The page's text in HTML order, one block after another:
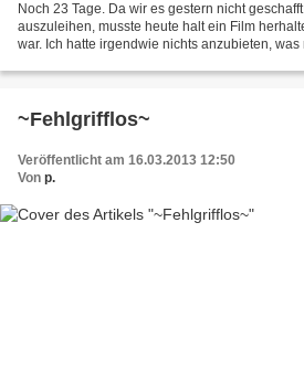
Noch 23 Tage. Da wir es gestern nicht
auszuleihen, musste heute halt ein Film
war. Ich hatte irgendwie nichts anzubieten, was
~Fehlgrifflos~
Veröffentlicht am 16.03.2013 12:50
Von p.